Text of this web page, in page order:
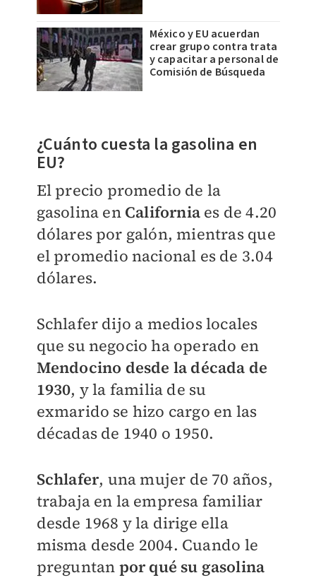
México y EU acuerdan
crear grupo contra trata
y capacitar a personal de
Comisión de Búsqueda
¿Cuánto cuesta la gasolina en
EU?
El precio promedio de la
gasolina en Californiaes de 4.20
dólares por galón, mientras que
el promedio nacional es de 3.04
dólares.
Schlafer dijo a medios locales
que su negocio ha operado en
Mendocino desde la década de
1930, y la familia de su
exmarido se hizo cargo en las
décadas de 1940 o 1950.
Schlafer, una mujer de 70 años,
trabaja en la empresa familiar
desde 1968 y la dirige ella
misma desde 2004. Cuando le
preguntan por qué su gasolina